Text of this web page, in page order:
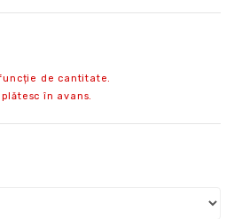
de cantitate.
în avans.